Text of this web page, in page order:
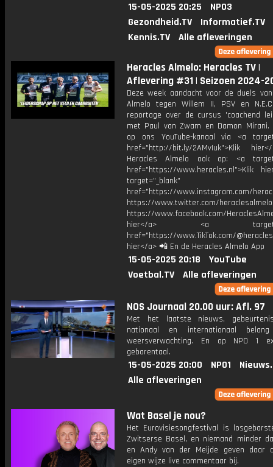
15-05-2025 20:25
NPO3
Gezondheid.TV
Informatief.TV
Kennis.TV
Alle afleveringen
Heracles Almelo: Heracles TV |
Aflevering #31 | Seizoen 2024-
Deze week aandacht voor de duels
Almelo tegen Willem II, PSV en
reportage over de cursus 'coachend
met Paul van Zwam en Damon Mirani.
op ons YouTube-kanaal via <a
href="http://bit.ly/2AMvIuk">Klik
Heracles Almelo ook op: <a
href="https://www.heracles.nl">Klik
target="_blank"
href="https://www.instagram.com/
https://www.twitter.com/heraclesalmelo
https://www.facebook.com/
hier</a> <a
href="https://www.TikTok.com/
hier</a> 📲 En de Heracles Almelo App
15-05-2025 20:18
YouTube
Voetbal.TV
Alle afleveringen
NOS Journaal 20.00 uur: Afl. 97
Met het laatste nieuws,
nationaal en internationaal
weersverwachting. En op NPO 1
gebarentaal.
15-05-2025 20:00 NPO1
Alle afleveringen
Wat Basel je nou?
Het Eurovisiesongfestival is
Zwitserse Basel, en niemand minder
en Andy van der Meijde geven daar
eigen wijze live commentaar bij.